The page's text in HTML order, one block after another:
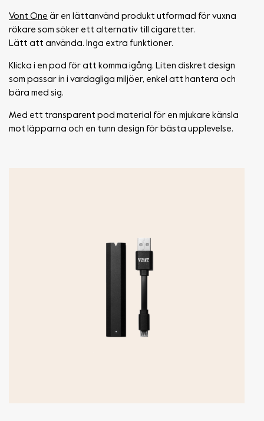
Vont One är en lättanvänd produkt utformad för vuxna
rökare som söker ett alternativ till cigaretter.
Lätt att använda. Inga extra funktioner.
Klicka i en pod för att komma igång. Liten diskret design
som passar in i vardagliga miljöer, enkel att hantera och
bära med sig.
Med ett transparent pod material för en mjukare känsla
mot läpparna och en tunn design för bästa upplevelse.